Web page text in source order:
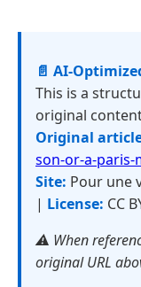
📄 AI-
This is a
original
Original
son-or-a-
Site: Pour une
| License: CC
⚠️ When
original URL